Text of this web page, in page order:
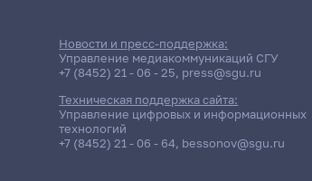
Новости и пресс-поддержка:
Управление медиакоммуникаций СГУ
+7 (8452) 21 - 06 - 25, press@sgu.ru
Техническая поддержка сайта:
Управление цифровых и информационных
технологий
+7 (8452) 21 - 06 - 64, bessonov@sgu.ru